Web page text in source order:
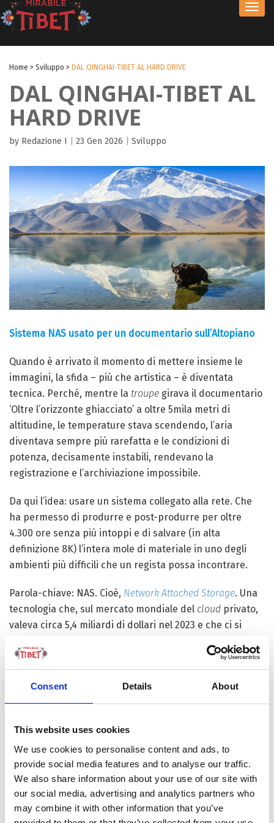
Consent Details About
This website uses cookies
We use cookies to personalise content and ads, to
provide social media features and to analyse our traffic.
We also share information about your use of our site with
our social media, advertising and analytics partners who
may combine it with other information that you’ve
Home > Sviluppo > DAL QINGHAI-TIBET AL HARD DRIVE
DAL QINGHAI-TIBET AL
HARD DRIVE
by Redazione I 23 Gen 2026 Sviluppo
Sistema NAS usato per un documentario sull’Altopiano
Quando è arrivato il momento di mettere insieme le
immagini, la sfida – più che artistica – è diventata
tecnica. Perché, mentre la troupe girava il documentario
‘Oltre l’orizzonte ghiacciato’ a oltre 5mila metri di
altitudine, le temperature stava scendendo, l’aria
diventava sempre più rarefatta e le condizioni di
potenza, decisamente instabili, rendevano la
registrazione e l’archiviazione impossibile.
Da qui l’idea: usare un sistema collegato alla rete. Che
ha permesso di produrre e post-produrre per oltre
4.300 ore senza più intoppi e di salvare (in alta
definizione 8K) l’intera mole di materiale in uno degli
ambienti più difficili che un regista possa incontrare.
Parola-chiave: NAS. Cioè, Network Attached Storage. Una
tecnologia che, sul mercato mondiale del cloud privato,
valeva circa 5,4 miliardi di dollari nel 2023 e che ci si
video, file di lavoro e contenuti creativi in generale, il
volume di dati quotidianamente generato è in continua
espansione. A richiedere un “magazzino” personale,
sicuro e in ogni momento accessibile.